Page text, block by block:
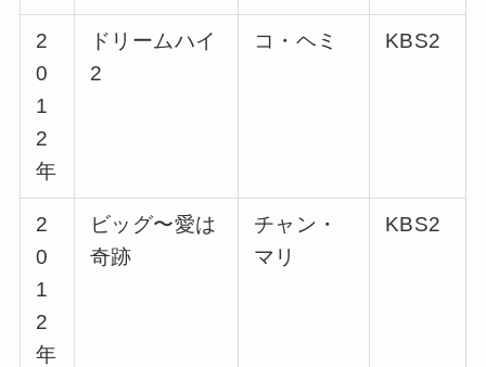
2
0
1
2
年
ドリームハイ
2
コ・ヘミ KBS2
2
0
1
2
年
ビッグ〜愛は
奇跡
チャン・
マリ
KBS2